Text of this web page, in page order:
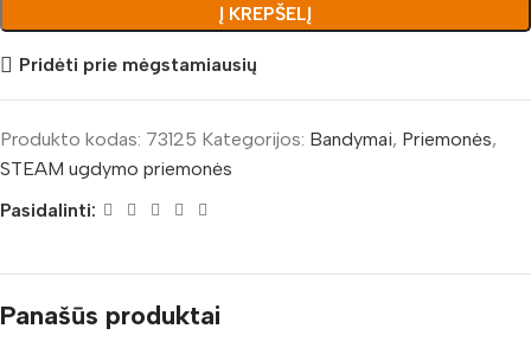
Į KREPŠELĮ
Pridėti prie mėgstamiausių
Produkto kodas: 73125 Kategorijos: Bandymai, Priemonės,
STEAM ugdymo priemonės
Pasidalinti:
Panašūs produktai